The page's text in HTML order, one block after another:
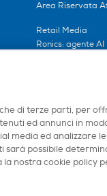
Area Riservata
Retail Media
Ronics: agente AI
di terze parti, per
ed annunci in
media ed analizzare
sarà possibile
la nostra cookie policy